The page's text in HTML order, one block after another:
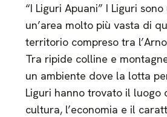
“I Liguri Apuani” I Liguri
un’area molto più vasta di
territorio compreso tra
Tra ripide colline e
un ambiente dove la lotta
Liguri hanno trovato il
cultura, l’economia e il